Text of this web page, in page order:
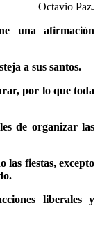
Octavio Paz.
una afirmación
a sus santos.
por lo que toda
de organizar las
las fiestas, excepto
liberales y